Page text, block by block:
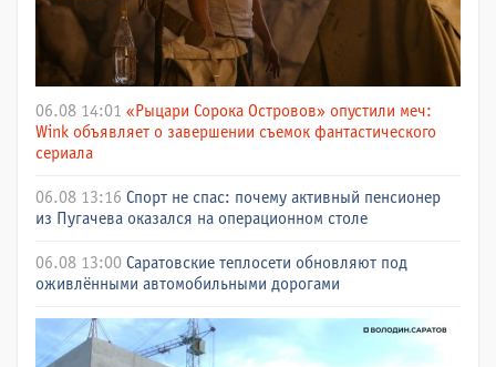
06.08 14:01 «Рыцари Сорока Островов» опустили меч:
Wink объявляет о завершении съемок фантастического
сериала
06.08 13:16 Спорт не спас: почему активный пенсионер
из Пугачева оказался на операционном столе
06.08 13:00 Саратовские теплосети обновляют под
оживлёнными автомобильными дорогами